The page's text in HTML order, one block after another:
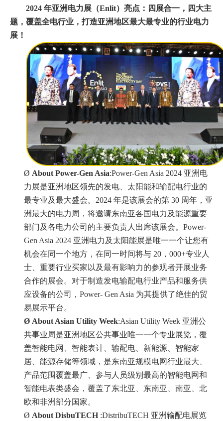
2024 年亚洲电力展（Enlit）亮点：四展合一，四大主
题，覆盖全电行业，打造亚洲地区最大最专业的行业电力
展！
Ø About Power-Gen Asia:Power-Gen Asia 2024 亚洲电
力展是亚洲地区领先的发电、太阳能和输配电行业的
最专业及最大盛会。2024 年是该展会的第 30 周年，亚
洲最大的电力周，将邀请东南亚各国电力及能源重要
部门及各电力公司的主要负责人出席该展会。Power-
Gen Asia 2024 亚洲电力及太阳能展是唯一一个让您有
机会在同一个地方，在同一时间将与 20，000+专业人
士、重要行业买家以及最有影响力的参观者开展业务
合作的展会。对于制造发电输配电行业产品和服务供
应设备的公司，Power- Gen Asia 为其提供了绝佳的贸
易展示平台。
Ø About Asian Utility Week:Asian Utility Week 亚洲公
共事业周是亚洲地区公共事业唯一一个专业展览，覆
盖智能电网、智能表计、输配电、新能源、智能家
居、能源存储等领域，是东南亚规模电网行业最大、
产品范围覆盖最广、参与人员级别最高的智能电网和
智能电表类盛会，覆盖了东北亚、东南亚、南亚、北
欧和非洲部分国家。
Ø About DisbuTECH :DistribuTECH 亚洲输配电展览